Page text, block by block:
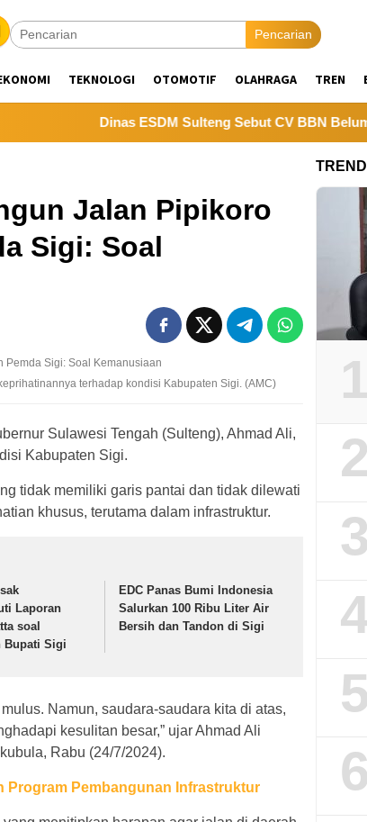
Pencarian
TEKNOLOGI OTOMOTIF OLAHRAGA TREN
Dinas ESDM Sulteng Sebut CV BBN Belum
Jalan Pipikoro
Sigi: Soal
terhadap kondisi Kabupaten Sigi. (AMC)
Sulawesi Tengah (Sulteng), Ahmad Ali,
Kabupaten Sigi.
tidak memiliki garis pantai dan tidak dilewati
khusus, terutama dalam infrastruktur.
Laporan
soal
Bupati Sigi
EDC Panas Bumi Indonesia
Salurkan 100 Ribu Liter Air
Bersih dan Tandon di Sigi
Namun, saudara-saudara kita di atas,
kesulitan besar,” ujar Ahmad Ali
Rabu (24/7/2024).
Program Pembangunan Infrastruktur
1
2
3
4
5
6